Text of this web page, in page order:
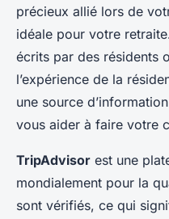
précieux allié lors de
idéale pour votre
écrits par des résidents
l’expérience de la
une source
vous aider à faire votre
TripAdvisor est une
mondialement pour la
sont vérifiés, ce qui